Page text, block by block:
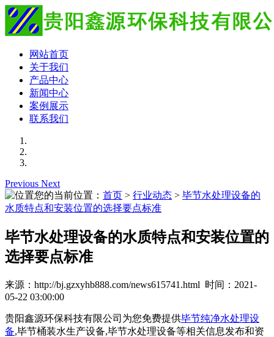
网站首页
关于我们
产品中心
新闻中心
案例展示
联系我们
Previous Next
您的当前位置： 首页 > 行业动态 > 毕节水处理设备的
水质特点和安装位置的选择要点标准
毕节水处理设备的水质特点和安装位置的
选择要点标准
来源：http://bj.gzxyhb888.com/news615741.html 时间：2021-
05-22 03:00:00
贵阳鑫源环保科技有限公司为您免费提供毕节纯净水处理设
备,毕节桶装水生产设备,毕节水处理设备等相关信息发布和资